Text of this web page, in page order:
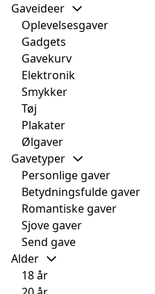
Gaveideer
Oplevelsesgaver
Gadgets
Gavekurv
Elektronik
Smykker
Tøj
Plakater
Ølgaver
Gavetyper
Personlige gaver
Betydningsfulde gaver
Romantiske gaver
Sjove gaver
Send gave
Alder
18 år